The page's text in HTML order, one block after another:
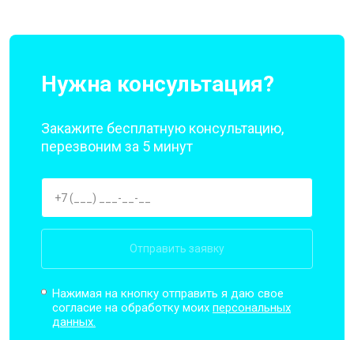
Нужна консультация?
Закажите бесплатную консультацию,
перезвоним за 5 минут
Отправить заявку
Нажимая на кнопку отправить я даю свое
согласие на обработку моихперсональных
данных.